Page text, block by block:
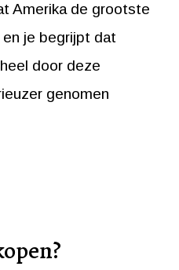
Amerika de grootste
je begrijpt dat
door deze
genomen